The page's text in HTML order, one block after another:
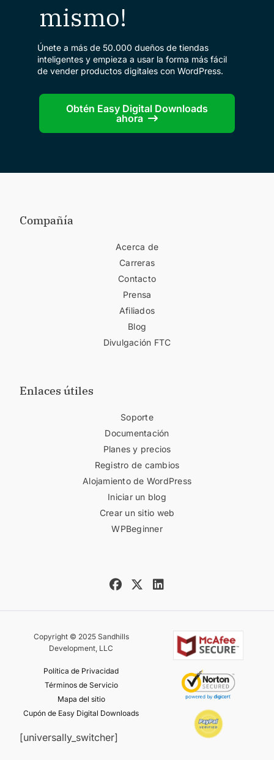
mismo!
Únete a más de 50.000 dueños de tiendas
inteligentes y empieza a usar la forma más fácil
de vender productos digitales con WordPress.
Obtén Easy Digital Downloads
ahora
Compañía
Acerca de
Carreras
Contacto
Prensa
Afiliados
Blog
Divulgación FTC
Enlaces útiles
Soporte
Documentación
Planes y precios
Registro de cambios
Alojamiento de WordPress
Iniciar un blog
Crear un sitio web
WPBeginner
Copyright © 2025 Sandhills
Development, LLC
Política de Privacidad
Términos de Servicio
Mapa del sitio
Cupón de Easy Digital Downloads
[universally_switcher]